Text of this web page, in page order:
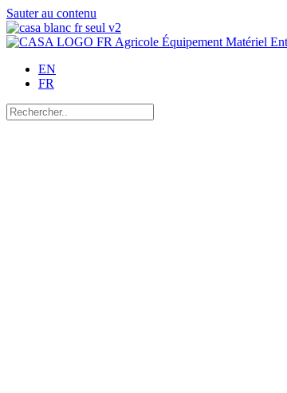
Sauter au contenu
EN
FR